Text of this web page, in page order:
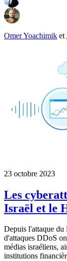
Omer Yoachimik et
23 octobre 2023
Les
Israël et le
Depuis l'attaque du
d'attaques DDoS
médias israéliens,
institutions